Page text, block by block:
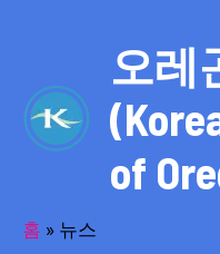
오레
of
홈 » 뉴스
반세기의 세월을
오레곤한인회